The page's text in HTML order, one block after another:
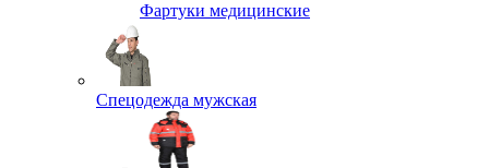
Фартуки медицинские
Спецодежда мужская